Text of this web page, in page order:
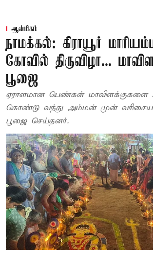
ஆன்மிகம்
நாமக்கல்: கிராயூர்
கோவில் திருவிழா...
பூஜை
ஏராளமான பெண்கள்
கொண்டு வந்து அம்மன் முன்
பூஜை செய்தனர்.